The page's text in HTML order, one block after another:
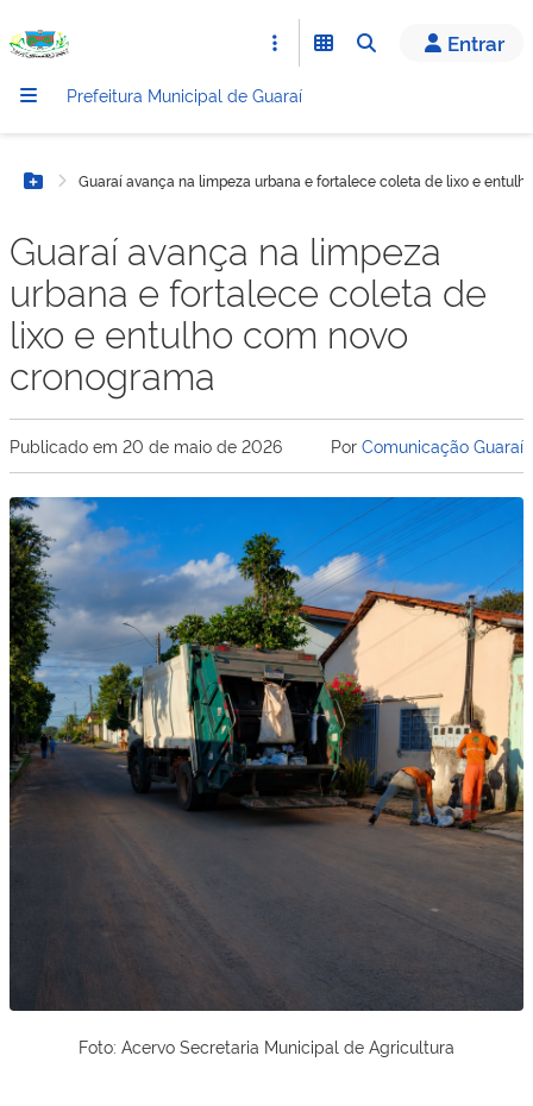
Entrar
Prefeitura Municipal de Guaraí
Botão Menu
Guaraí avança na limpeza urbana e fortalece coleta de lixo e
Guaraí avança na limpeza
urbana e fortalece coleta de
lixo e entulho com novo
cronograma
Publicado em 20 de maio de 2026 Por Comunicação Guaraí
Foto: Acervo Secretaria Municipal de Agricultura